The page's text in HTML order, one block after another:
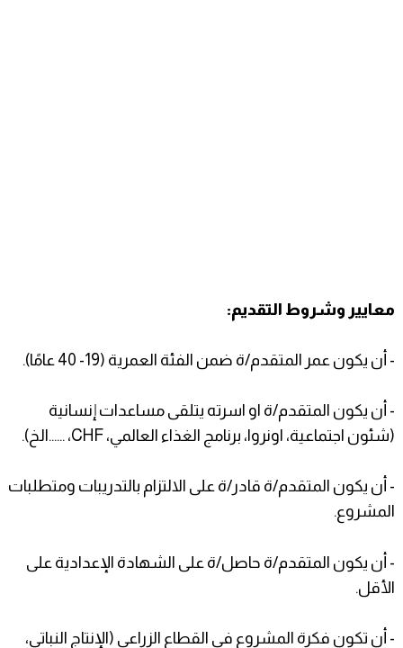
معايير وشروط التقديم:
- أن يكون عمر المتقدم/ة ضمن الفئة العمرية (19- 40 عامًا).
- أن يكون المتقدم/ة او اسرته يتلقى مساعدات إنسانية
(شئون اجتماعية، اونروا، برنامج الغذاء العالمي، CHF، ......الخ).
- أن يكون المتقدم/ة قادر/ة على الالتزام بالتدريبات ومتطلبات
المشروع.
- أن يكون المتقدم/ة حاصل/ة على الشهادة الإعدادية على
الأقل.
- أن تكون فكرة المشروع في القطاع الزراعي (الإنتاج النباتي،